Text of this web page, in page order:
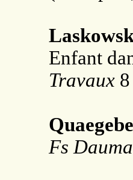
Enfant
Travaux8
Fs